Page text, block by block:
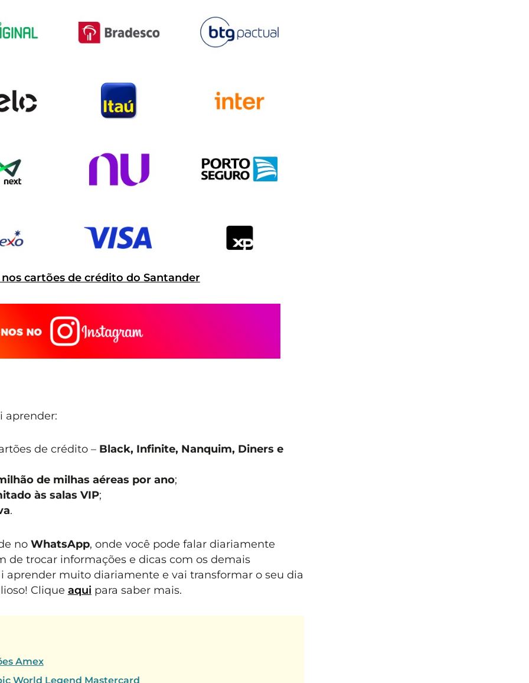
cartões de crédito do Santander
aprender:
de crédito – Black, Infinite, Nanquim, Diners e
de milhas aéreas por ano;
às salas VIP;
.
no WhatsApp, onde você pode falar diariamente
de trocar informações e dicas com os demais
aprender muito diariamente e vai transformar o seu dia
Clique aqui para saber mais.
Amex
World Legend Mastercard